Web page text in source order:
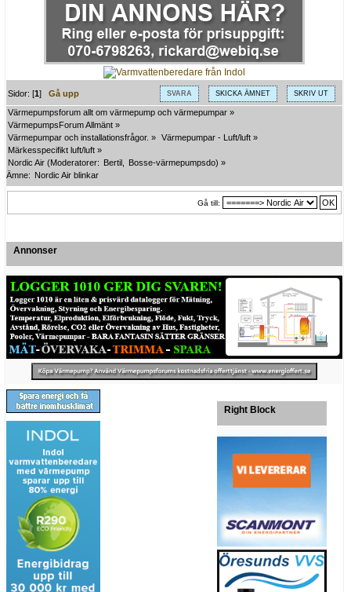
SVARA SKICKA ÄMNET SKRIV UT
Sidor: [1]Gå upp
Värmepumpsforum allt om värmepump och värmepumpar »
VärmepumpsForum Allmänt »
Värmepumpar och installationsfrågor. » Värmepumpar - Luft/luft »
Märkesspecifikt luft/luft »
Nordic Air (Moderatorer: Bertil Bosse-värmepumpsdo) »
Ämne: Nordic Air blinkar
Gå till:
Annonser
Right Block